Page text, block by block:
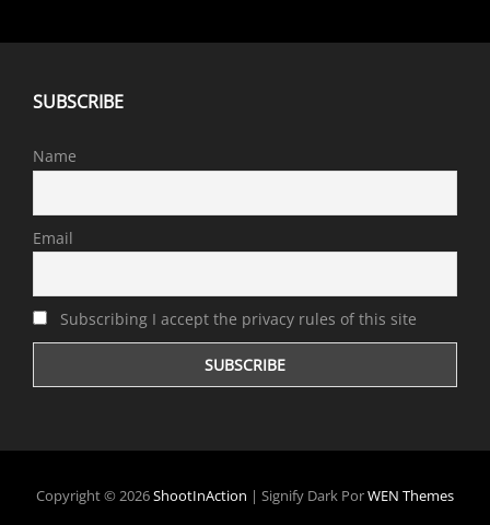
SUBSCRIBE
Name
Email
Subscribing I accept the privacy rules of this site
Copyright © 2026ShootInAction | Signify Dark PorWEN Themes